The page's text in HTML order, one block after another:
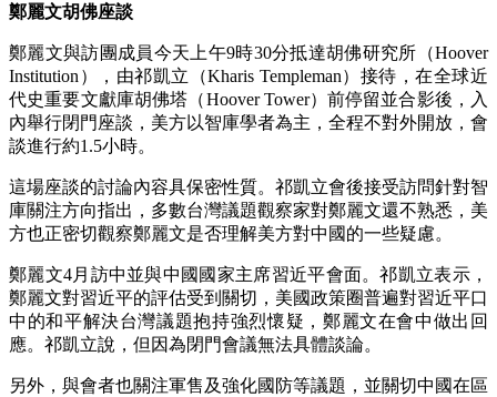
鄭麗文胡佛座談
鄭麗文與訪團成員今天上午9時30分抵達胡佛研究所（Hoover
Institution），由祁凱立（Kharis Templeman）接待，在全球近
代史重要文獻庫胡佛塔（Hoover Tower）前停留並合影後，入
內舉行閉門座談，美方以智庫學者為主，全程不對外開放，會
談進行約1.5小時。
這場座談的討論內容具保密性質。祁凱立會後接受訪問針對智
庫關注方向指出，多數台灣議題觀察家對鄭麗文還不熟悉，美
方也正密切觀察鄭麗文是否理解美方對中國的一些疑慮。
鄭麗文4月訪中並與中國國家主席習近平會面。祁凱立表示，
鄭麗文對習近平的評估受到關切，美國政策圈普遍對習近平口
中的和平解決台灣議題抱持強烈懷疑，鄭麗文在會中做出回
應。祁凱立說，但因為閉門會議無法具體談論。
另外，與會者也關注軍售及強化國防等議題，並關切中國在區